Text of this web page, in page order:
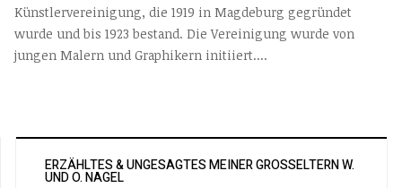
Künstlervereinigung, die 1919 in Magdeburg gegründet
wurde und bis 1923 bestand. Die Vereinigung wurde von
jungen Malern und Graphikern initiiert....
ERZÄHLTES & UNGESAGTES MEINER GROSSELTERN W. U
ND O. NAGEL